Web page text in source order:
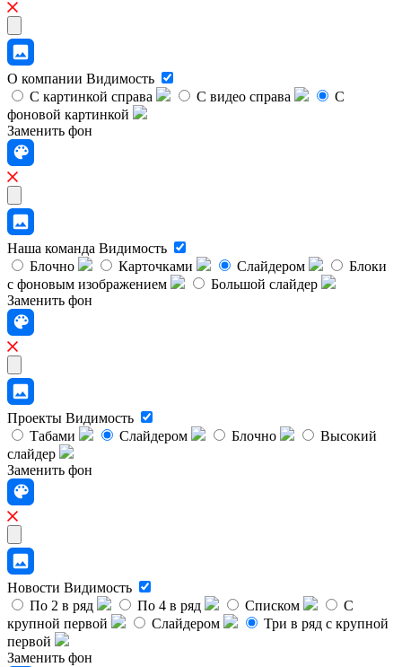
О компании Видимость
С картинкой справа
С видео справа
С
фоновой картинкой
Заменить фон
Наша команда Видимость
Блочно
Карточками Слайдером
Блоки
с фоновым изображением
Большой слайдер
Заменить фон
Проекты Видимость
Табами
Слайдером Блочно
Высокий
слайдер
Заменить фон
Новости Видимость
По 2 в ряд
По 4 в ряд Списком
С
крупной первой
Слайдером
Три в ряд с крупной
первой
Заменить фон